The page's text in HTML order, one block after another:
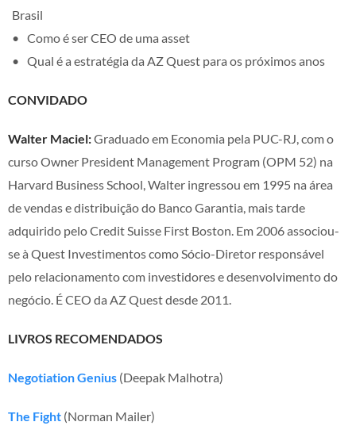
Brasil
Como é ser CEO de uma asset
Qual é a estratégia da AZ Quest para os próximos anos
CONVIDADO
Walter Maciel:Graduado em Economia pela PUC-RJ, com o
curso Owner President Management Program (OPM 52) na
Harvard Business School, Walter ingressou em 1995 na área
de vendas e distribuição do Banco Garantia, mais tarde
adquirido pelo Credit Suisse First Boston. Em 2006 associou-
se à Quest Investimentos como Sócio-Diretor responsável
pelo relacionamento com investidores e desenvolvimento do
negócio. É CEO da AZ Quest desde 2011.
LIVROS RECOMENDADOS
Negotiation Genius (Deepak Malhotra)
The Fight (Norman Mailer)